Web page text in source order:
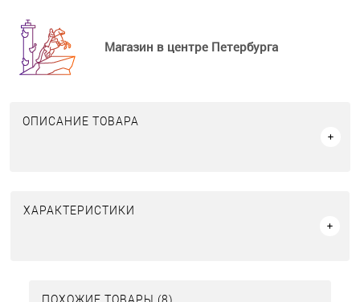
Магазин в центре Петербурга
ОПИСАНИЕ ТОВАРА
ХАРАКТЕРИСТИКИ